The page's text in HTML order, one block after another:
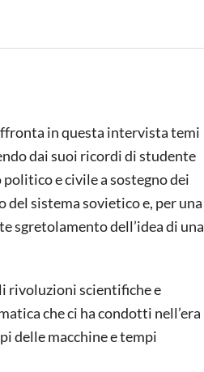
in questa intervista temi
dai suoi ricordi di studente
e civile a sostegno dei
sistema sovietico e, per una
sgretolamento dell’idea di una
rivoluzioni scientifiche e
che ci ha condotti nell’era
delle macchine e tempi